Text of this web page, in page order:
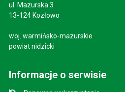
ul. Mazurska 3
13-124 Kozłowo
woj. warmińsko-mazurskie
powiat nidzicki
Informacje o serwisie